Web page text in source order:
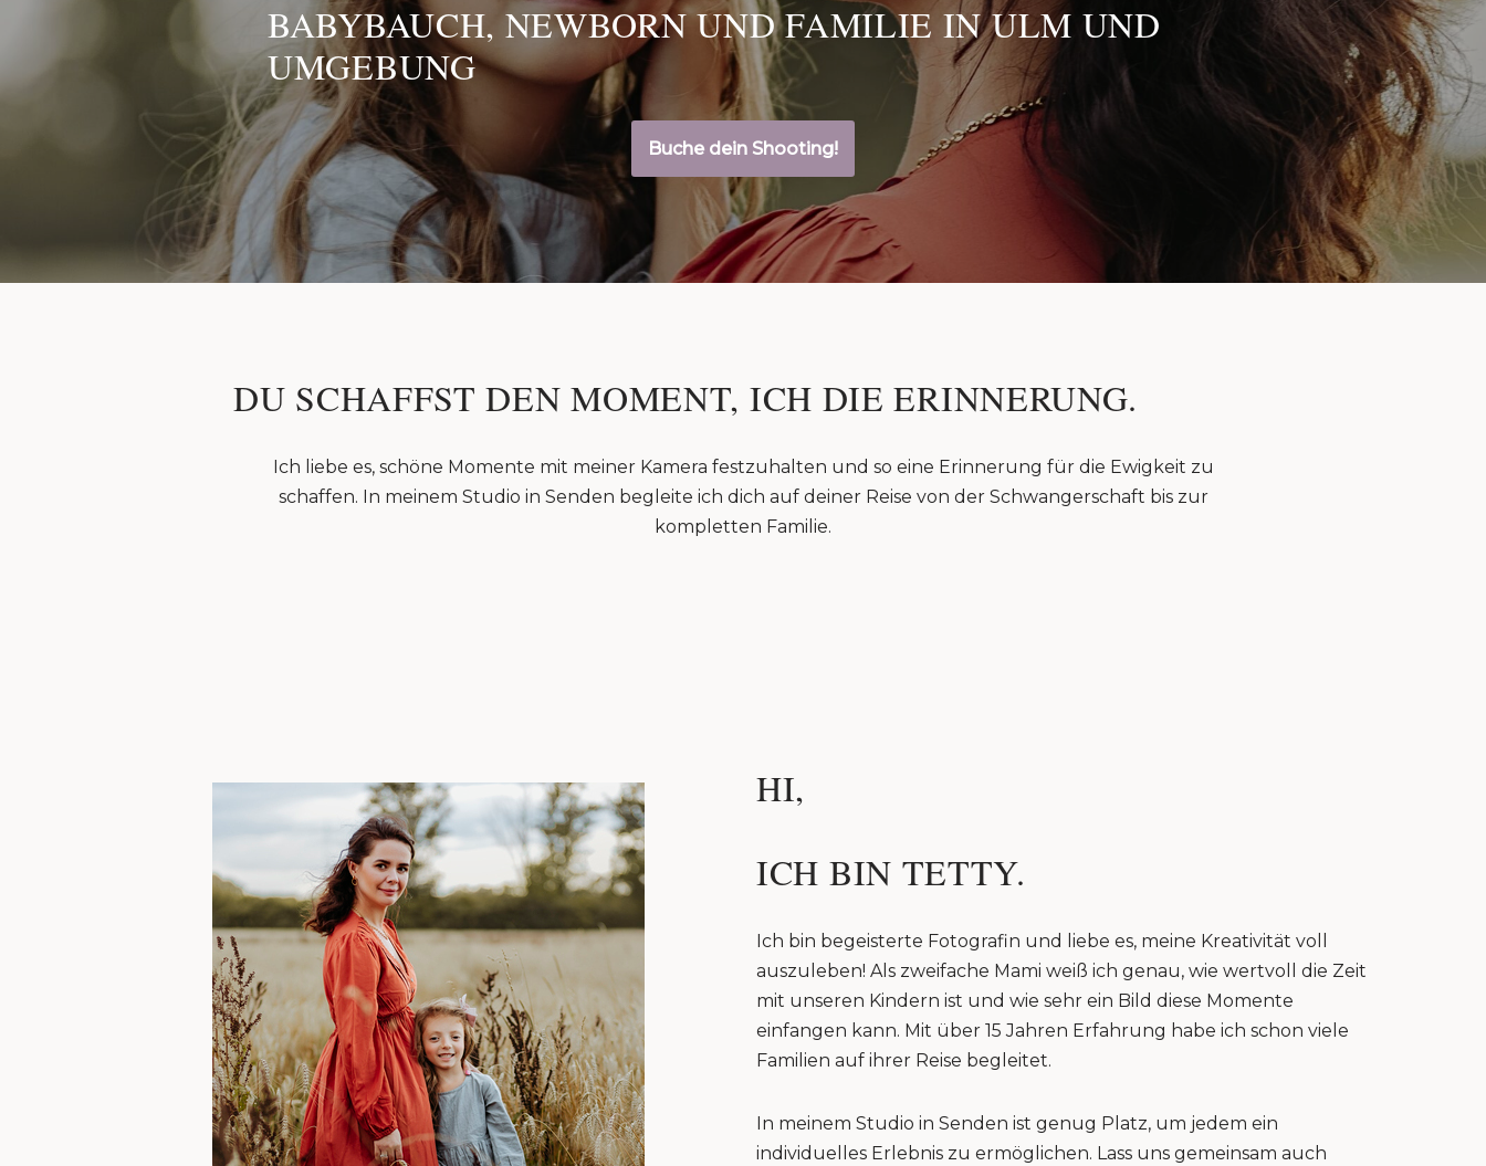
BABYBAUCH, NEWBORN UND FAMILIE IN ULM UND
UMGEBUNG
Buche dein Shooting!
DU SCHAFFST DEN MOMENT, ICH DIE ERINNERUNG.
Ich liebe es, schöne Momente mit meiner Kamera festzuhalten und so eine Erinnerung für die Ewigkeit zu
schaffen. In meinem Studio in Senden begleite ich dich auf deiner Reise von der Schwangerschaft bis zur
kompletten Familie.
HI,
ICH BIN TETTY.
Ich bin begeisterte Fotografin und liebe es, meine Kreativität voll
auszuleben! Als zweifache Mami weiß ich genau, wie wertvoll die Zeit
mit unseren Kindern ist und wie sehr ein Bild diese Momente
einfangen kann. Mit über 15 Jahren Erfahrung habe ich schon viele
Familien auf ihrer Reise begleitet.
In meinem Studio in Senden ist genug Platz, um jedem ein
individuelles Erlebnis zu ermöglichen. Lass uns gemeinsam auch